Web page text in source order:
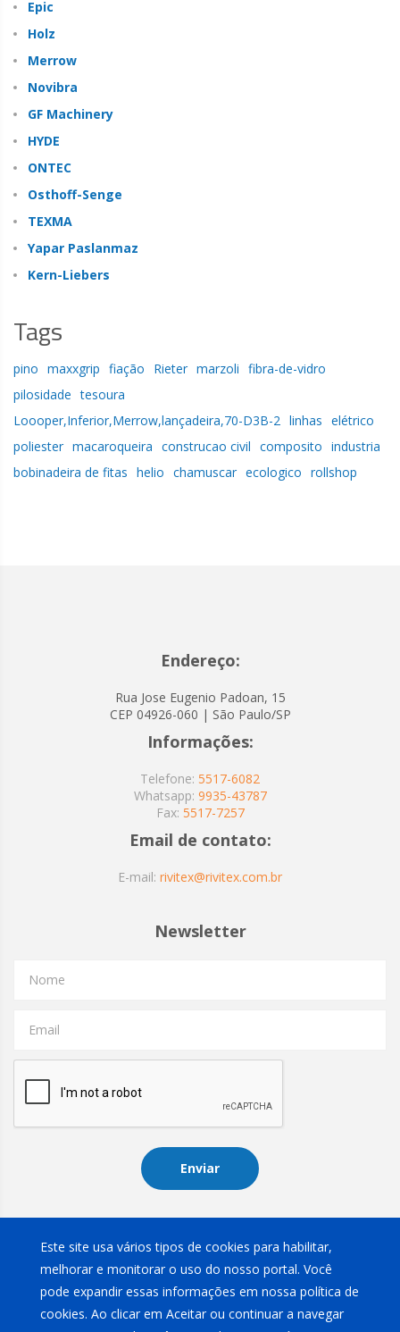
Epic
Holz
Merrow
Novibra
GF Machinery
HYDE
ONTEC
Osthoff-Senge
TEXMA
Yapar Paslanmaz
Kern-Liebers
Tags
pino maxxgrip fiação Rieter marzoli fibra-de-vidro
pilosidade tesoura
Loooper,Inferior,Merrow,lançadeira,70-D3B-2 linhas elétrico
poliester macaroqueira construcao civil composito industria
bobinadeira de fitas helio chamuscar ecologico rollshop
Este site usa vários tipos de cookies para habilitar,
melhorar e monitorar o uso do nosso portal. Você
pode expandir essas informações em nossa política de
cookies. Ao clicar em Aceitar ou continuar a navegar
Endereço:
Rua Jose Eugenio Padoan, 15
CEP 04926-060 | São Paulo/SP
Informações:
Telefone: 5517-6082
Whatsapp: 9935-43787
Fax: 5517-7257
Email de contato:
E-mail: rivitex@rivitex.com.br
Newsletter
Nome
Email
Enviar